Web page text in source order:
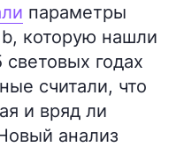
параметры
которую нашли
световых годах
считали, что
и вряд ли
анализ